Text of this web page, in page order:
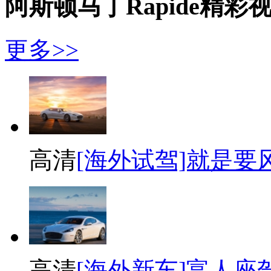
阿斯顿马丁Rapide精彩
更多>>
高清[海外试驾]就是要